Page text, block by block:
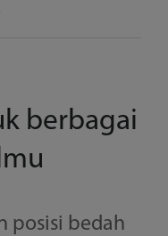
berbagai
posisi bedah